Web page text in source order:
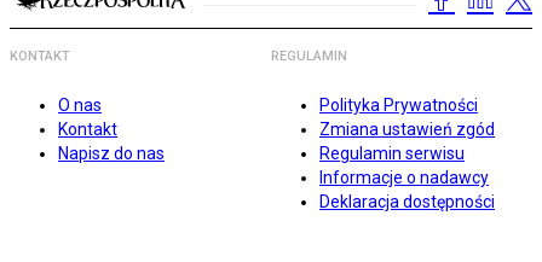
KONTAKT
O nas
Kontakt
Napisz do nas
REGULAMIN
Polityka Prywatności
Zmiana ustawień zgód
Regulamin serwisu
Informacje o nadawcy
Deklaracja dostępności